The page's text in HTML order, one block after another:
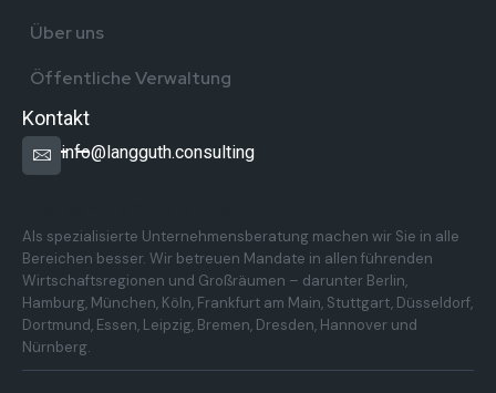
Über uns
Öffentliche Verwaltung
Kontakt
info@langguth.consulting
Als spezialisierte Unternehmensberatung machen wir Sie in alle
Bereichen besser. Wir betreuen Mandate in allen führenden
Wirtschaftsregionen und Großräumen – darunter Berlin,
Hamburg, München, Köln, Frankfurt am Main, Stuttgart, Düsseldorf,
Dortmund, Essen, Leipzig, Bremen, Dresden, Hannover und
Nürnberg.